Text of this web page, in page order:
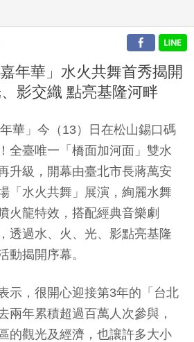
年華」水火共舞首秀揭開
影交織 點亮基隆河畔
華」今（13）日在松山錫口碼
全臺唯一「橋面加河面」雙水
升級，開幕由臺北市長蔣萬安
「水火共舞」展演，絢麗水舞
火龍特效，搭配經典音樂劇
透過水、火、光、影點亮基隆
動揭開序幕。
示，很開心迎接第3年的「台北
兩年累積超過百萬人次參與，
的觀光及經濟，也讓許多大小